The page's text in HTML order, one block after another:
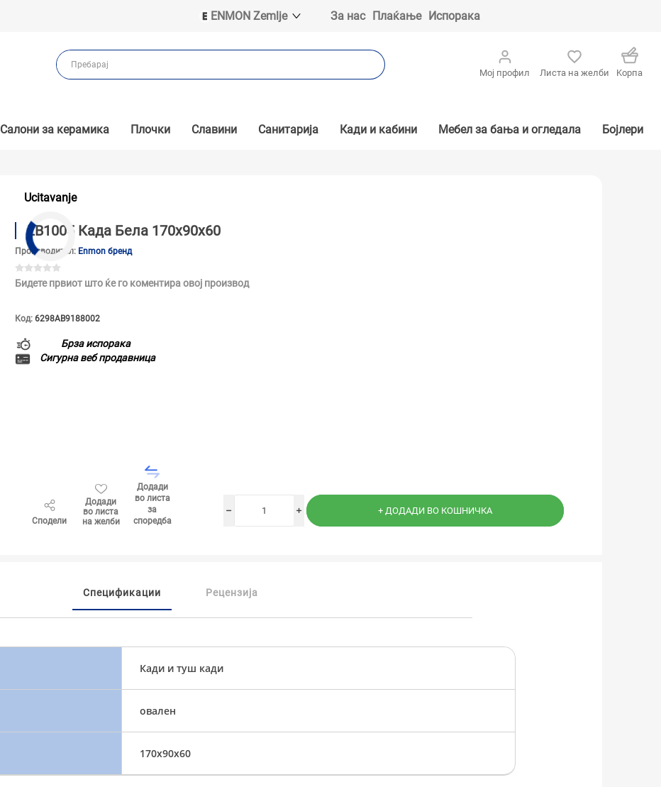
ENMON Zemlje
ENMON BIH
ENMON MKD
За нас Плаќање Испорака
Мој профил Листа на желби Kорпа
Салони за керамика Плочки Славини Санитарија Кади и кабини Мебел за бања и огледала Бојлери
Ucitavanje
LB1005 Када Бела 170x90x60
Производител: Enmon бренд
Бидете првиот што ќе го коментира овој производ
Код: 6298AB9188002
Брза испорака
Сигурна веб продавница
Сподели
Додади
во листа
на желби
Додади
во листа
за
споредба
i
h
Спецификации Рецензија
Кади и туш кади
овален
170x90x60